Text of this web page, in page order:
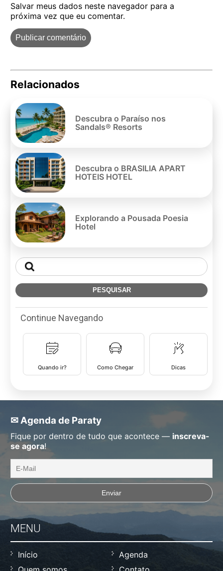
Salvar meus dados neste navegador para a
próxima vez que eu comentar.
Relacionados
Descubra o Paraíso nos
Sandals® Resorts
Descubra o BRASILIA APART
HOTEIS HOTEL
Explorando a Pousada Poesia
Hotel
Continue Navegando
Quando ir? Como Chegar Dicas
✉ Agenda de Paraty
Fique por dentro de tudo que acontece — inscreva-
se agora!
MENU
Início
Agenda